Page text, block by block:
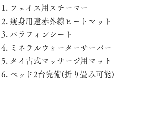
フェイス用スチーマー
痩身用遠赤外線ヒートマット
パラフィンシート
ミネラルウォーターサーバー
タイ古式マッサージ用マット
​ベッド2台完備(折り畳み可能)